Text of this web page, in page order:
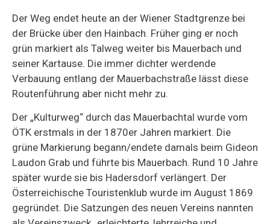
Der Weg endet heute an der Wiener Stadtgrenze bei
der Brücke über den Hainbach. Früher ging er noch
grün markiert als Talweg weiter bis Mauerbach und
seiner Kartause. Die immer dichter werdende
Verbauung entlang der Mauerbachstraße lässt diese
Routenführung aber nicht mehr zu.
Der „Kulturweg“ durch das Mauerbachtal wurde vom
ÖTK erstmals in der 1870er Jahren markiert. Die
grüne Markierung begann/endete damals beim Gideon
Laudon Grab und führte bis Mauerbach. Rund 10 Jahre
später wurde sie bis Hadersdorf verlängert. Der
Österreichische Touristenklub wurde im August 1869
gegründet. Die Satzungen des neuen Vereins nannten